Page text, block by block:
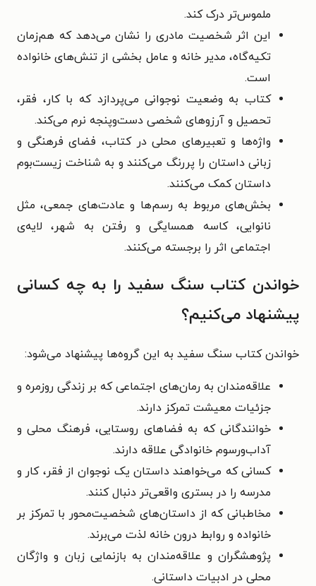
ملموس‌تر درک کند.
این اثر شخصیت مادری را نشان می‌دهد که هم‌زمان
تکیه‌گاه، مدیر خانه و عامل بخشی از تنش‌های خانواده
است.
کتاب به وضعیت نوجوانی می‌پردازد که با کار، فقر،
تحصیل و آرزوهای شخصی دست‌وپنجه نرم می‌کند.
واژه‌ها و تعبیرهای محلی در کتاب، فضای فرهنگی و
زبانی داستان را پررنگ می‌کنند و به شناخت زیست‌بوم
داستان کمک می‌کنند.
بخش‌های مربوط به رسم‌ها و عادت‌های جمعی، مثل
نانوایی، کاسه همسایگی و رفتن به شهر، لایه‌ی
اجتماعی اثر را برجسته می‌کنند.
خواندن کتاب سنگ سفید را به چه کسانی
پیشنهاد می‌کنیم؟
خواندن کتاب سنگ سفید به این گروه‌ها پیشنهاد می‌شود:
علاقه‌مندان به رمان‌های اجتماعی که بر زندگی روزمره و
جزئیات معیشت تمرکز دارند.
خوانندگانی که به فضاهای روستایی، فرهنگ محلی و
آداب‌ورسوم خانوادگی علاقه دارند.
کسانی که می‌خواهند داستان یک نوجوان از فقر، کار و
مدرسه را در بستری واقعی‌تر دنبال کنند.
مخاطبانی که از داستان‌های شخصیت‌محور با تمرکز بر
خانواده و روابط درون خانه لذت می‌برند.
پژوهشگران و علاقه‌مندان به بازنمایی زبان و واژگان
محلی در ادبیات داستانی.